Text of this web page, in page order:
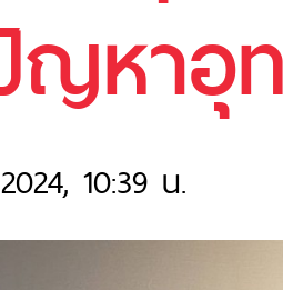
ญหาอุ
10:39 น.